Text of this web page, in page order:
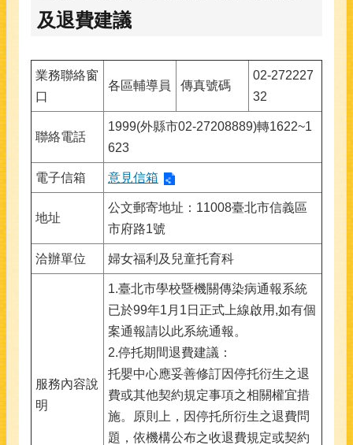
及退費建議
業務聯絡窗
口
各區輔導員 傳真號碼
02-272227
32
聯絡電話
1999(外縣市02-27208889)轉1622~1
623
電子信箱 意見信箱
地址
公文郵寄地址：11008臺北市信義區
市府路1號
洽辦單位 婦女福利及兒童托育科
服務內容說
明
1.臺北市學校暨機關傳染病通報系統
已於99年1月1日正式上線啟用,如有個
案通報請以此系統通報。
2.停托期間退費建議：
托嬰中心應妥善修訂因停托衍生之退
費或其他契約規定事項之相關權宜措
施。原則上，因停托所衍生之退費問
題，依機構公布之收退費規定或契約